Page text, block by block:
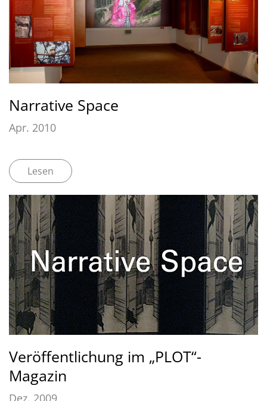
Narrative Space
Apr. 2010
Lesen
Veröffentlichung im „PLOT“-
Magazin
Dez. 2009